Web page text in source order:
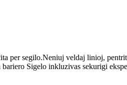
per segilo.Neniuj veldaj linioj,
Sigelo inkluzivas sekurigi